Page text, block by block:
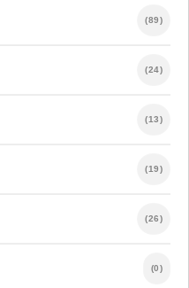
(89)
(24)
(13)
(19)
(26)
(0)